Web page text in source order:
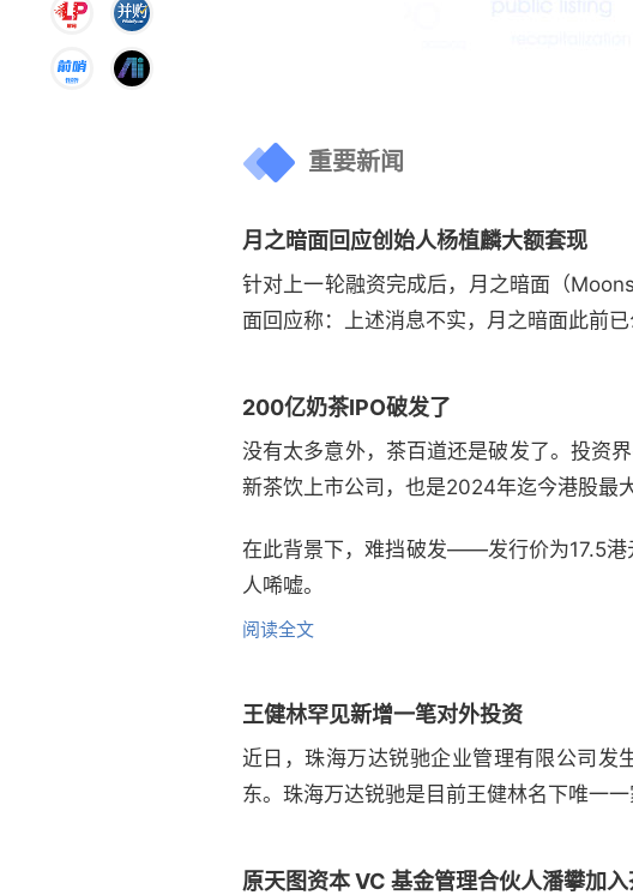
重要新闻
月之暗面回应创始人杨植麟大额套现
针对上一轮融资完成后，月之暗面（
面回应称：上述消息不实，月之暗面此前
200亿奶茶IPO破发了
没有太多意外，茶百道还是破发了。 投资
新茶饮上市公司，也是2024年迄今港股最大
在此背景下，难挡破发——发行价为17.5港
人唏嘘。
阅读全文
王健林罕见新增一笔对外投资
近日，珠海万达锐驰企业管理有限公司发
东。珠海万达锐驰是目前王健林名下唯一
原天图资本 VC 基金管理合伙人潘攀加